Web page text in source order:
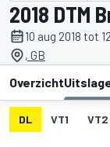
2018 DTM
10 aug 2018 tot
, GB
Overzicht
DL VT1 VT2